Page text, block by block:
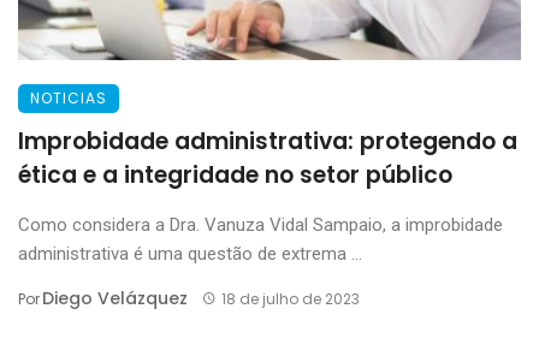
NOTICIAS
Improbidade administrativa: protegendo a
ética e a integridade no setor público
Como considera a Dra. Vanuza Vidal Sampaio, a improbidade
administrativa é uma questão de extrema ...
PorDiego Velázquez 18 de julho de 2023